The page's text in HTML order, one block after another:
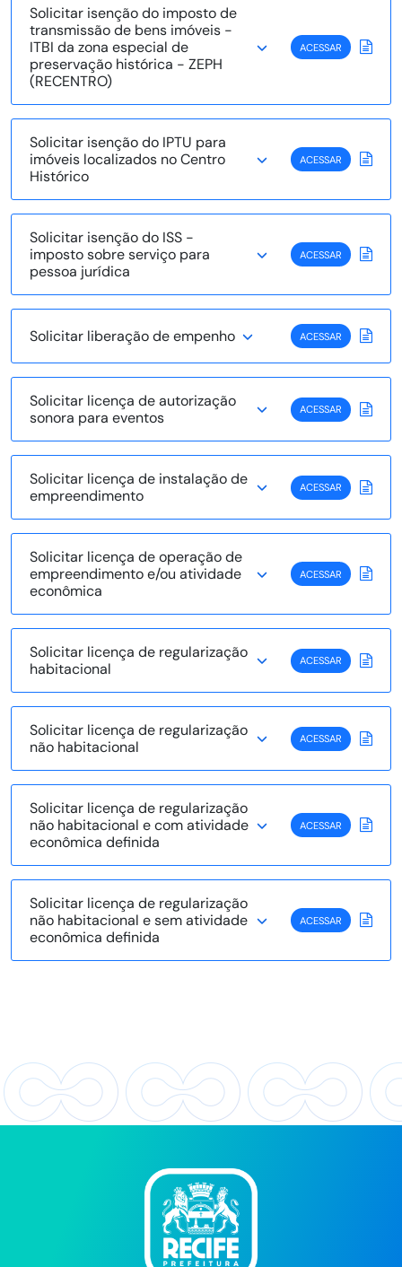
Solicitar isenção do imposto de
transmissão de bens imóveis -
ITBI da zona especial de
preservação histórica - ZEPH
(RECENTRO)
ACESSAR
Solicitar isenção do IPTU para
imóveis localizados no Centro
Histórico
ACESSAR
Solicitar isenção do ISS -
imposto sobre serviço para
pessoa jurídica
ACESSAR
Solicitar liberação de empenho ACESSAR
Solicitar licença de autorização
sonora para eventos
ACESSAR
Solicitar licença de instalação de
empreendimento
ACESSAR
Solicitar licença de operação de
empreendimento e/ou atividade
econômica
ACESSAR
Solicitar licença de regularização
habitacional
ACESSAR
Solicitar licença de regularização
não habitacional
ACESSAR
Solicitar licença de regularização
não habitacional e com atividade
econômica definida
ACESSAR
Solicitar licença de regularização
não habitacional e sem atividade
econômica definida
ACESSAR